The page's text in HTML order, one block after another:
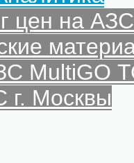
цен на
MultiGO
г. Москвы